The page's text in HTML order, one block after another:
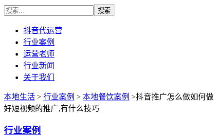
抖音代运营
行业案例
运营老师
行业新闻
关于我们
本地生活 > 行业案例 > 本地餐饮案例 >抖音推广怎么做如何做
好短视频的推广,有什么技巧
行业案例